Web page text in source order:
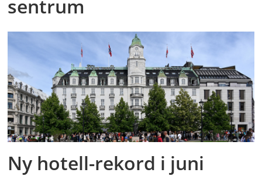
sentrum
Ny hotell-rekord i juni